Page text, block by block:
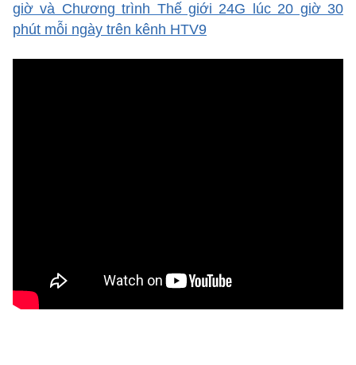
giờ và Chương trình Thế giới 24G lúc 20 giờ 30
phút mỗi ngày trên kênh HTV9